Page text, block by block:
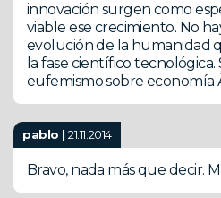
innovación surgen como
viable ese crecimiento. No
evolución de la humanidad
la fase científico
eufemismo sobre economía
pablo |21.11.2014
Bravo, nada más que decir.